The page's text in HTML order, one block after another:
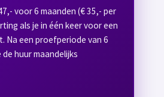
voor 6 maanden (€ 35,- per
als je in één keer voor een
Na een proefperiode van 6
huur maandelijks